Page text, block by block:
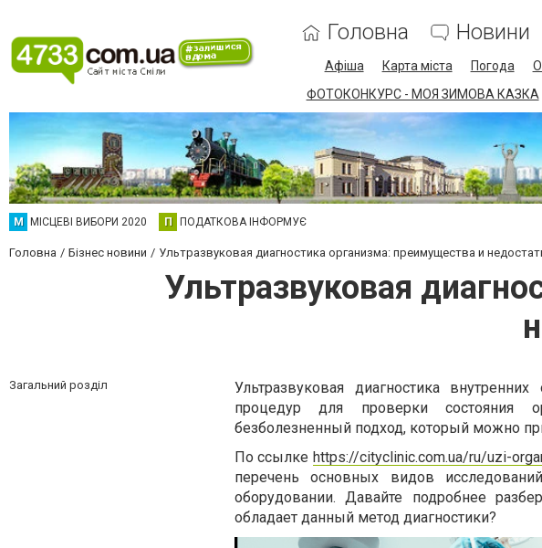
Головна Новини
Афіша Карта міста Погода
ФОТОКОНКУРС - МОЯ ЗИМОВА КАЗКА
М МІСЦЕВІ ВИБОРИ 2020 П ПОДАТКОВА ІНФОРМУЄ
Головна Бізнес новини Ультразвуковая диагностика организма: преимущества и
Ультразвуковая
Загальний розділ
Ультразвуковая диагностика
процедур для проверки состояния
безболезненный подход, который можно
По ссылке https://cityclinic.com.ua/ru/uzi-
перечень основных видов
оборудовании. Давайте подробнее
обладает данный метод диагностики?